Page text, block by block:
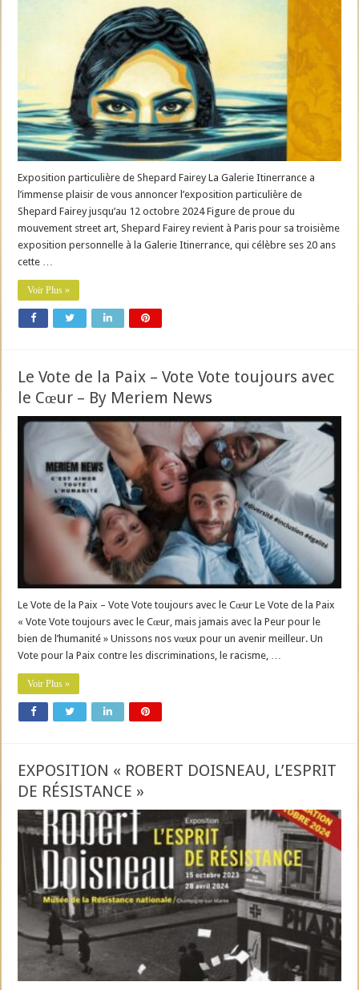
Exposition particulière de Shepard Fairey La Galerie Itinerrance a
l’immense plaisir de vous annoncer l’exposition particulière de
Shepard Fairey jusqu’au 12 octobre 2024 Figure de proue du
mouvement street art, Shepard Fairey revient à Paris pour sa troisième
exposition personnelle à la Galerie Itinerrance, qui célèbre ses 20 ans
cette …
Voir Plus »
Le Vote de la Paix – Vote Vote toujours avec
le Cœur – By Meriem News
Le Vote de la Paix – Vote Vote toujours avec le Cœur Le Vote de la Paix
« Vote Vote toujours avec le Cœur, mais jamais avec la Peur pour le
bien de l’humanité » Unissons nos vœux pour un avenir meilleur. Un
Vote pour la Paix contre les discriminations, le racisme, …
Voir Plus »
EXPOSITION « ROBERT DOISNEAU, L’ESPRIT
DE RÉSISTANCE »